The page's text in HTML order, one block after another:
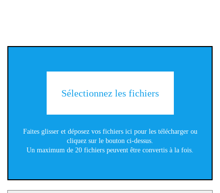
Sélectionnez les fichiers
Faites glisser et déposez vos fichiers ici pour les télécharger ou
cliquez sur le bouton ci-dessus.
Un maximum de 20 fichiers peuvent être convertis à la fois.